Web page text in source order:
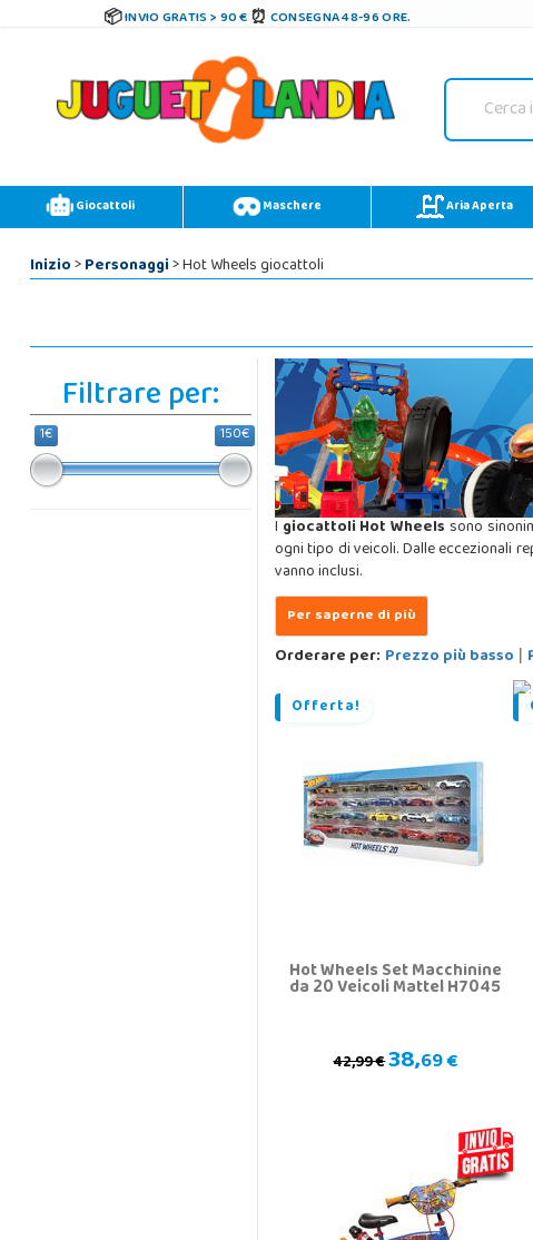
INVIO GRATIS > 90 € CONSEGNA 48-96 ORE.
Giocattoli Maschere Aria Aperta
Inizio>Personaggi> Hot Wheels giocattoli
Filtrare per:
1€ 150€
Igiocattoli Hot Wheelssono
ogni tipo di veicoli. Dalle eccezionali
vanno inclusi.
Orderare per: Prezzo più basso |
Offerta!
Hot Wheels Set Macchinine
da 20 Veicoli Mattel H7045
42,99 €38,69 €